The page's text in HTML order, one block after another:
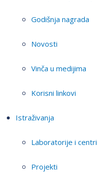
Godišnja nagrada
Novosti
Vinča u medijima
Korisni linkovi
Istraživanja
Laboratorije i centri
Projekti